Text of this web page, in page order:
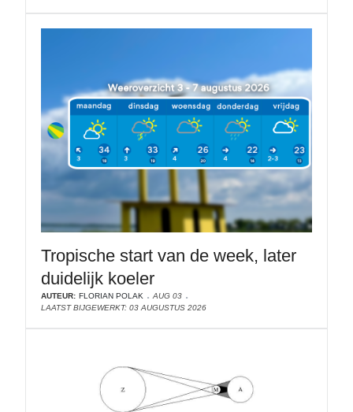
Tropische start van de week, later
duidelijk koeler
AUTEUR: FLORIAN POLAK
AUG 03
LAATST BIJGEWERKT: 03 AUGUSTUS 2026